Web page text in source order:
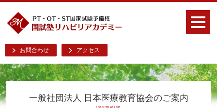
お問合わせ アクセス
一般社団法人 日本医療教育協会のご案内
Information